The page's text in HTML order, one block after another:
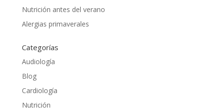
Nutrición antes del verano
Alergias primaverales
Categorías
Audiología
Blog
Cardiología
Nutrición